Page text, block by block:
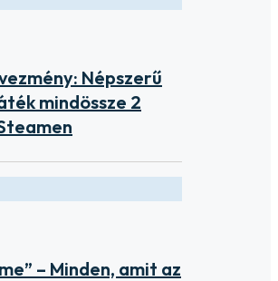
Népszerű
mindössze 2
– Minden, amit az